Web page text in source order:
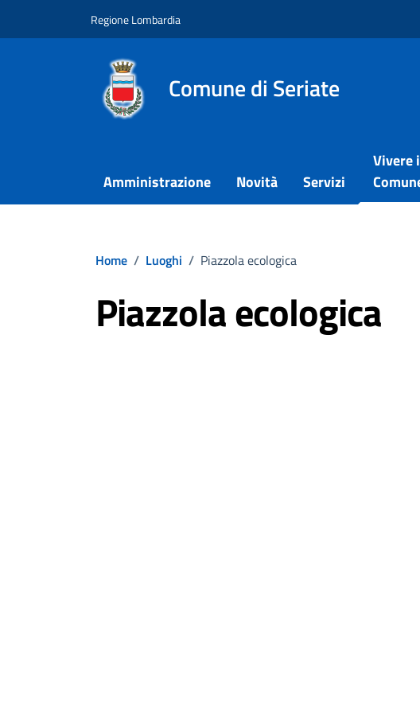
Regione Lombardia
Comune di Seriate
Amministrazione Novità Servizi
Vivere
Home / Luoghi / Piazzola ecologica
Piazzola ecologica